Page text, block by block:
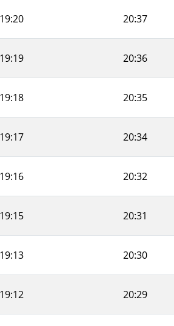
19:20 20:37
19:19 20:36
19:18 20:35
19:17 20:34
19:16 20:32
19:15 20:31
19:13 20:30
19:12 20:29